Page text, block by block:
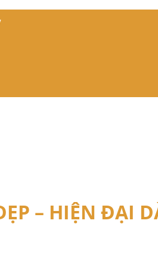
– HIỆN ĐẠI